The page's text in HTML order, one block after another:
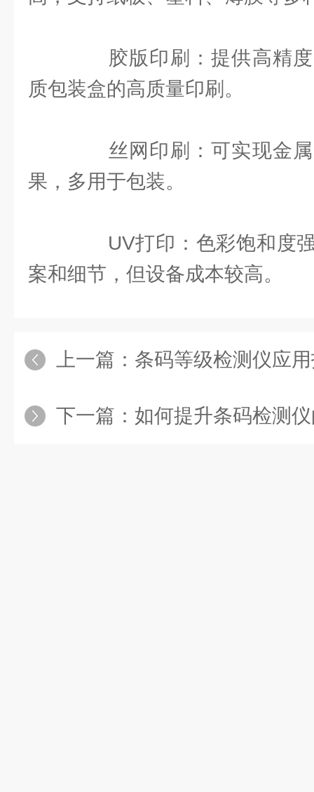
胶版印刷：提供高精度
质包装盒的高质量印刷。
丝网印刷：可实现金属
果，多用于包装。
UV打印：色彩饱和度强
案和细节，但设备成本较高。
上一篇： 条码等级检测仪应用指南：参数
下一篇： 如何提升条码检测仪